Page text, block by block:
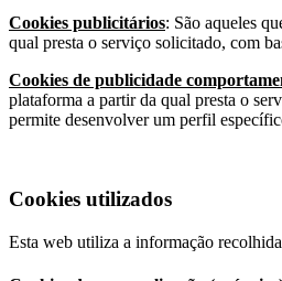
Cookies publicitários: São aqueles
qual presta o serviço solicitado, com
Cookies de publicidade
plataforma a partir da qual presta o
permite desenvolver um perfil
Cookies utilizados
Esta web utiliza a informação